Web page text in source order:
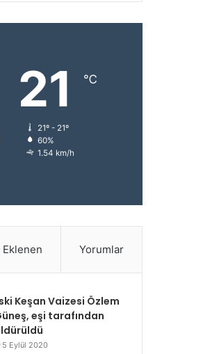
21 ℃
21º - 21º
60%
1.54 km/h
Eklenen Yorumlar
Keşan Vaizesi Özlem
eşi tarafından
5 Eylül 2020